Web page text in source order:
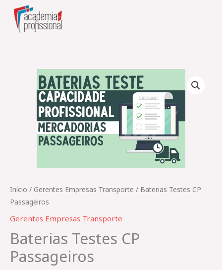
content
Início / Gerentes Empresas Transporte / Baterias Testes CP
Passageiros
Gerentes Empresas Transporte
Baterias Testes CP
Passageiros
Quantidade
Passageiros